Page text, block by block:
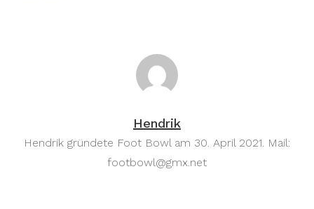
Hendrik
Hendrik gründete Foot Bowl am 30. April 2021. Mail:
footbowl@gmx.net